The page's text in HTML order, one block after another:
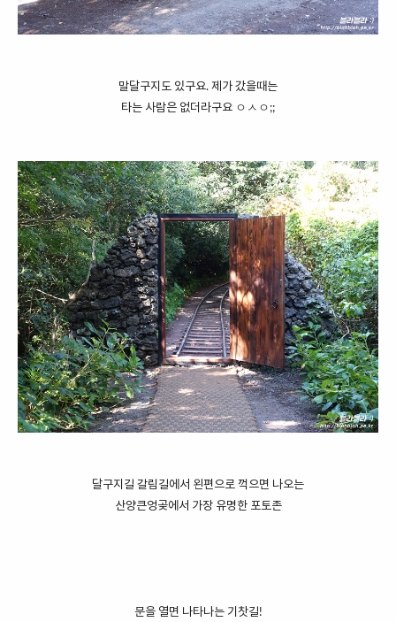
말달구지도 있구요. 제가 갔을때는
타는 사람은 없더라구요 ㅇㅅㅇ;;
달구지길 갈림길에서 왼편으로 꺽으면 나오는
산양큰엉곶에서 가장 유명한 포토존
문을 열면 나타나는 기찻길!